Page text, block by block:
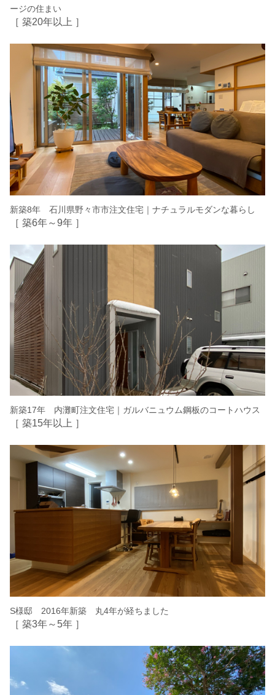
ージの住まい
［ 築20年以上 ］
新築8年 石川県野々市市注文住宅｜ナチュラルモダンな暮らし
［ 築6年～9年 ］
新築17年 内灘町注文住宅｜ガルバニュウム鋼板のコートハウス
［ 築15年以上 ］
S様邸 2016年新築 丸4年が経ちました
［ 築3年～5年 ］